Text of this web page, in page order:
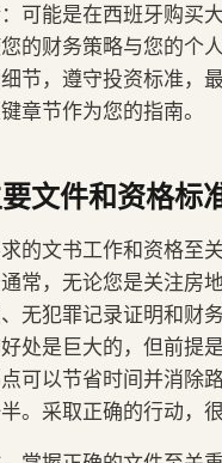
可能是在西班牙购买
的财务策略与您的个
节，遵守投资标准，
章节作为您的指南。
文件和资格标
的文书工作和资格至
常，无论您是关注房
无犯罪记录证明和财
处是巨大的，但前提
可以节省时间并消除
。采取正确的行动，